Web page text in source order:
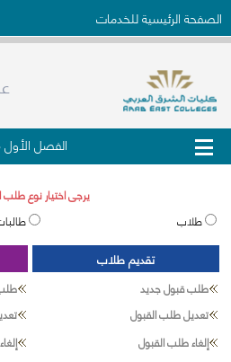
الصفحة الرئيسية للخدمات
الفصل الأول 1448
يرجى اختيار نوع طلب
طلاب
تقديم طلاب
طلب قبول جديد
تعديل طلب القبول
إلغاء طلب القبول